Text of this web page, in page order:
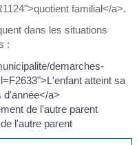
familial</a>.
dans les situations
:
demarches-
atteint sa
d'année</a>
de l'autre parent
l'autre parent